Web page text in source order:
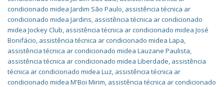
condicionado midea Jardim São Paulo, assistência técnica ar
condicionado midea Jardins, assistência técnica ar condicionado
midea Jockey Club, assistência técnica ar condicionado midea José
Bonifácio, assistência técnica ar condicionado midea Lapa,
assistência técnica ar condicionado midea Lauzane Paulista,
assistência técnica ar condicionado midea Liberdade, assistência
técnica ar condicionado midea Luz, assistência técnica ar
condicionado midea M'Boi Mirim, assistência técnica ar condicionado